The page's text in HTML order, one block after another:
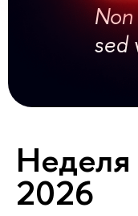
sed
Неде­ля
2026